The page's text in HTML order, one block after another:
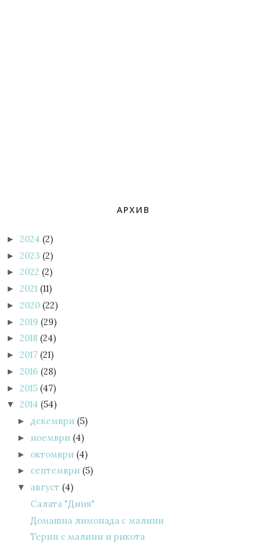
АРХИВ
► 2024 (2)
► 2023 (2)
► 2022 (2)
► 2021 (11)
► 2020 (22)
► 2019 (29)
► 2018 (24)
► 2017 (21)
► 2016 (28)
► 2015 (47)
▼ 2014 (54)
► декември (5)
► ноември (4)
► октомври (4)
► септември (5)
▼ август (4)
Салата "Диня"
Домашна лимонада с малини
Терин с малини и рикота